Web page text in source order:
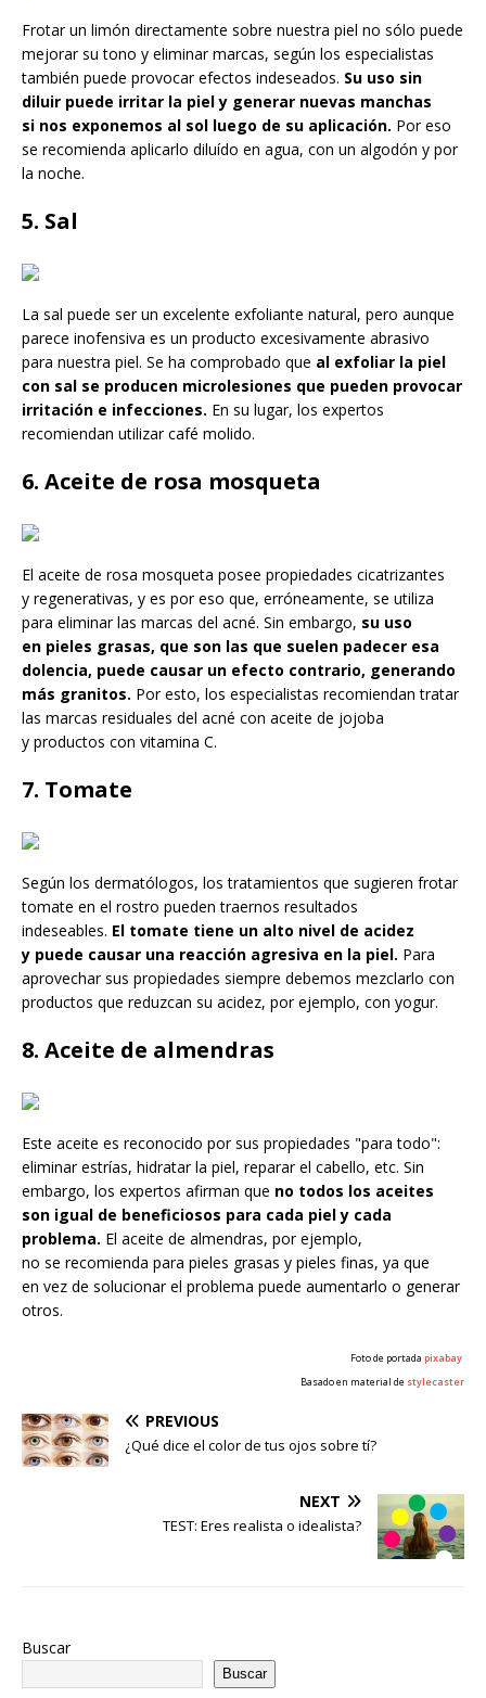
Frotar un limón directamente sobre nuestra piel no sólo puede
mejorar su tono y eliminar marcas, según los especialistas
también puede provocar efectos indeseados. Su uso sin
diluir puede irritar la piel y generar nuevas manchas
si nos exponemos al sol luego de su aplicación. Por eso
se recomienda aplicarlo diluído en agua, con un algodón y por
la noche.
5. Sal
La sal puede ser un excelente exfoliante natural, pero aunque
parece inofensiva es un producto excesivamente abrasivo
para nuestra piel. Se ha comprobado que al exfoliar la piel
con sal se producen microlesiones que pueden provocar
irritación e infecciones. En su lugar, los expertos
recomiendan utilizar café molido.
6. Aceite de rosa mosqueta
El aceite de rosa mosqueta posee propiedades cicatrizantes
y regenerativas, y es por eso que, erróneamente, se utiliza
para eliminar las marcas del acné. Sin embargo, su uso
en pieles grasas, que son las que suelen padecer esa
dolencia, puede causar un efecto contrario, generando
más granitos. Por esto, los especialistas recomiendan tratar
las marcas residuales del acné con aceite de jojoba
y productos con vitamina C.
7. Tomate
Según los dermatólogos, los tratamientos que sugieren frotar
tomate en el rostro pueden traernos resultados
indeseables. El tomate tiene un alto nivel de acidez
y puede causar una reacción agresiva en la piel. Para
aprovechar sus propiedades siempre debemos mezclarlo con
productos que reduzcan su acidez, por ejemplo, con yogur.
8. Aceite de almendras
Este aceite es reconocido por sus propiedades "para todo":
eliminar estrías, hidratar la piel, reparar el cabello, etc. Sin
embargo, los expertos afirman que no todos los aceites
son igual de beneficiosos para cada piel y cada
problema. El aceite de almendras, por ejemplo,
no se recomienda para pieles grasas y pieles finas, ya que
en vez de solucionar el problema puede aumentarlo o generar
otros.
Foto de portada pixabay
Basado en material de stylecaster
PREVIOUS
¿Qué dice el color de tus ojos sobre tí?
NEXT
TEST: Eres realista o idealista?
Buscar
Buscar